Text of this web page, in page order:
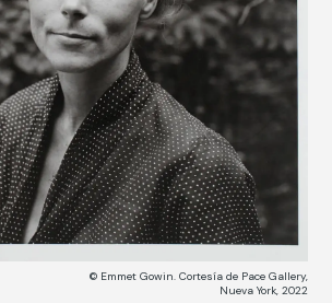
© Emmet Gowin. Cortesía de Pace Gallery,
Nueva York, 2022